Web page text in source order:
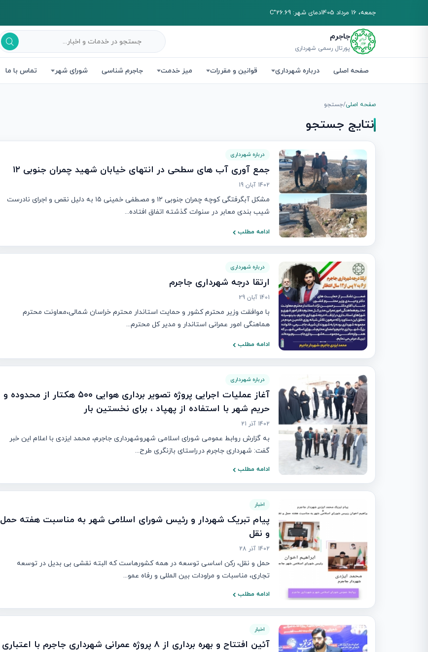
جمعه، 16 مرداد 1405 دمای شهر: 26.69°C
جاجرم
پورتال رسمی شهرداری
صفحه اصلی درباره شهرداری قوانین و مقررات میز خدمت جاجرم شناسی شورای شهر تماس با ما
صفحه اصلی/جستجو
نتایج جستجو
درباره شهرداری
جمع آوری آب های سطحی در انتهای خیابان شهید چمران جنوبی ۱۲
1402 آبان 19
مشکل آبگرفتگی کوچه چمران جنوبی ۱۲ و مصطفی خمینی ۱۵ به دلیل نقص و اجرای نادرست
شیب بندی معابر در سنوات گذشته اتفاق افتاده...
ادامه مطلب
درباره شهرداری
ارتقا درجه شهرداری جاجرم
1401 آبان 29
با موافقت وزیر محترم کشور و حمایت استاندار محترم خراسان شمالی،معاونت محترم
هماهنگی امور عمرانی استاندار و مدیر کل محترم...
ادامه مطلب
درباره شهرداری
آغاز عملیات اجرایی پروژه تصویر برداری هوایی ۵۰۰ هکتار از محدوده و
حریم شهر با استفاده از پهپاد ، برای نخستین بار
1402 آذر 21
به گزارش روابط عمومی شورای اسلامی شهروشهرداری جاجرم، محمد ایزدی با اعلام این خبر
گفت: شهرداری جاجرم درراستای بازنگری طرح...
ادامه مطلب
اخبار
پیام تبریک شهردار و رئیس شورای اسلامی شهر به مناسبت هفته حمل
و نقل
1402 آذر 28
حمل و نقل، رکن اساسی توسعه در همه کشورهاست که البته نقشی بی بدیل در توسعه
تجاری، مناسبات و مراودات بین المللی و رفاه عمو...
ادامه مطلب
اخبار
آئین افتتاح و بهره برداری از ۸ پروژه عمرانی شهرداری جاجرم با اعتباری